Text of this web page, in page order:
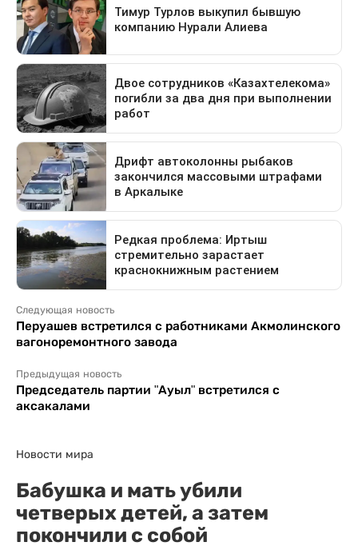
Следующая новость
Перуашев встретился с работниками Акмолинского
вагоноремонтного завода
Предыдущая новость
Председатель партии "Ауыл" встретился с
аксакалами
Новости мира
Бабушка и мать убили
четверых детей, а затем
покончили с собой